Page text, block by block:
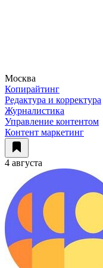
Москва
Копирайтинг
Редактура и корректура
Журналистика
Управление контентом
Контент маркетинг
4 августа